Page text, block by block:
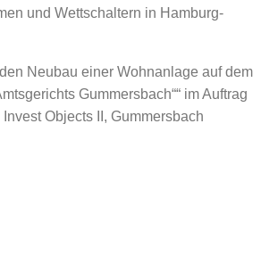
und Wettschaltern in Hamburg-
Neubau einer Wohnanlage auf dem
Gummersbach““ im Auftrag
Objects II, Gummersbach